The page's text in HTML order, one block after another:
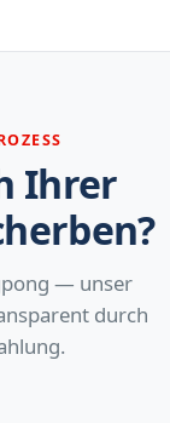
Ihrer
— unser
durch